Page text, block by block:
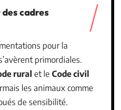
cadres
pour la
primordiales.
rural et le Code civil
les animaux comme
de sensibilité.